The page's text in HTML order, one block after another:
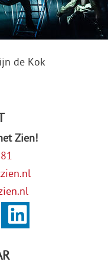
de Kok
Zien!